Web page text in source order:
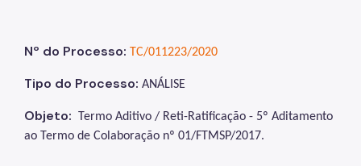
Nº do Processo: TC/011223/2020
Tipo do Processo: ANÁLISE
Objeto:
Termo Aditivo / Reti-Ratificação - 5º Aditamento
ao Termo de Colaboração nº 01/FTMSP/2017.